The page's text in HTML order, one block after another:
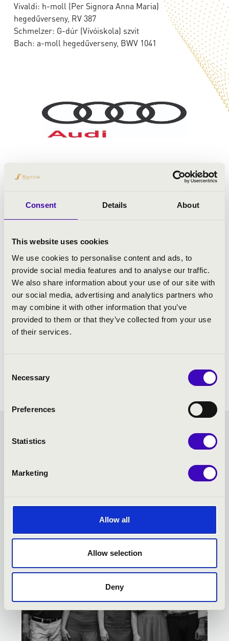
Consent Details About
This website uses cookies
We use cookies to personalise content and ads, to
provide social media features and to analyse our traffic.
We also share information about your use of our site with
our social media, advertising and analytics partners who
may combine it with other information that you’ve
provided to them or that they’ve collected from your use
of their services.
Selection
Necessary
Preferences
Statistics
Marketing
Allow all
Allow selection
Deny
Vivaldi: h-moll (Per Signora Anna Maria)
hegedűverseny, RV 387
Schmelzer: G-dúr (Vívóiskola) szvit
Bach: a-moll hegedűverseny, BWV 1041
DÓMKERTI ZENÉS ESTÉK -